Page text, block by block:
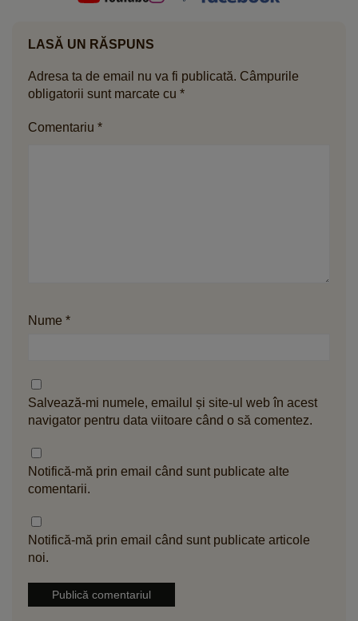
LASĂ UN RĂSPUNS
Adresa ta de email nu va fi publicată. Câmpurile
obligatorii sunt marcate cu *
Comentariu *
Nume *
Salvează-mi numele, emailul și site-ul web în acest
navigator pentru data viitoare când o să comentez.
Notifică-mă prin email când sunt publicate alte
comentarii.
Notifică-mă prin email când sunt publicate articole
noi.